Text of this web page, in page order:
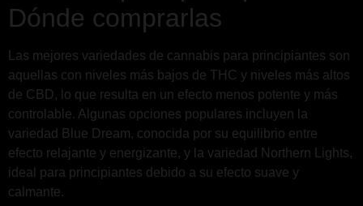
Dónde comprarlas
Las mejores variedades de cannabis para principiantes son
aquellas con niveles más bajos de THC y niveles más altos
de CBD, lo que resulta en un efecto menos potente y más
controlable. Algunas opciones populares incluyen la
variedad Blue Dream, conocida por su equilibrio entre
efecto relajante y energizante, y la variedad Northern Lights,
ideal para principiantes debido a su efecto suave y
calmante.